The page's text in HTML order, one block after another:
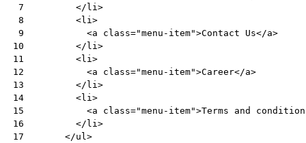
7
8
9
10
11
12
13
14
15
16
17
</li >
<li >
<a class="menu-item">Contact Us</a>
</li >
<li >
<a class="menu-item">Career</a>
</li >
<li >
<a class="menu-item">Terms and
</li >
</ul >